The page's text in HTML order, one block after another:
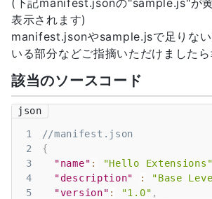
(下記manifest.jsonの"sample.js"が
表示されます)
manifest.jsonやsample.jsで足りない
いる部分などご指摘いただけましたら
該当のソースコード
json
1
//manifest.json
2
{
3
"name" : "Hello Extensions"
4
"description" : "Base
5
"version" : "1.0" ,